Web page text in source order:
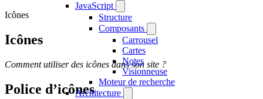
JavaScript
Structure
Composants
Carrousel
Cartes
Notes
Visionneuse
Moteur de recherche
Architecture
Icônes
Icônes
Comment utiliser des icônes dans son site ?
Police d’icônes